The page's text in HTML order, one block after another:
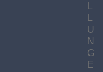
U
N
G
E